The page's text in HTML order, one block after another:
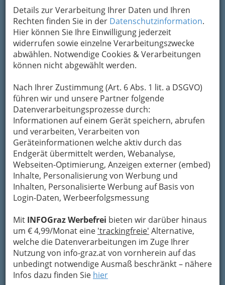
Details zur Verarbeitung Ihrer Daten und Ihren
Rechten finden Sie in der Datenschutzinformation.
Hier können Sie Ihre Einwilligung jederzeit
widerrufen sowie einzelne Verarbeitungszwecke
abwählen. Notwendige Cookies & Verarbeitungen
können nicht abgewählt werden.
Nach Ihrer Zustimmung (Art. 6 Abs. 1 lit. a DSGVO)
führen wir und unsere Partner folgende
Datenverarbeitungsprozesse durch:
Informationen auf einem Gerät speichern, abrufen
und verarbeiten, Verarbeiten von
Geräteinformationen welche aktiv durch das
Endgerät übermittelt werden, Webanalyse,
Webseiten-Optimierung, Anzeigen externer (embed)
Inhalte, Personalisierung von Werbung und
Inhalten, Personalisierte Werbung auf Basis von
Login-Daten, Werbeerfolgsmessung
Mit INFOGraz Werbefrei bieten wir darüber hinaus
um € 4,99/Monat eine 'trackingfreie' Alternative,
welche die Datenverarbeitungen im Zuge Ihrer
Nutzung von info-graz.at von vornherein auf das
unbedingt notwendige Ausmaß beschränkt – nähere
Infos dazu finden Sie hier
Internet: http://www.obi.at
Rechtsform: Gesellschaft mit beschränkter
Haftung
Firmenbuchnummer: FN 119786 g
Branche: Önace 524601 70% Einzelhandel mit
Metallwaren, Bau- und Heimwerkerbedarf
Önace 519000 20% Sonstiger Großhandel
Önace 521202 10% Sonstiger Einzelhandel mit
Waren verschiedener Art (ohne Warenhäuser)
Karte
Adresse mit Google Maps anschauen
Kontaktaufnahme
Um die Info-Graz Firmenvor Spam-Mails zu
bewahren , verwenden wir an dieser Stelle zur
Übermittlung Ihrer Nachricht ein sicheres
Formular. Ihre Nachricht wird nach dem
Absenden umgehend per Mail an das